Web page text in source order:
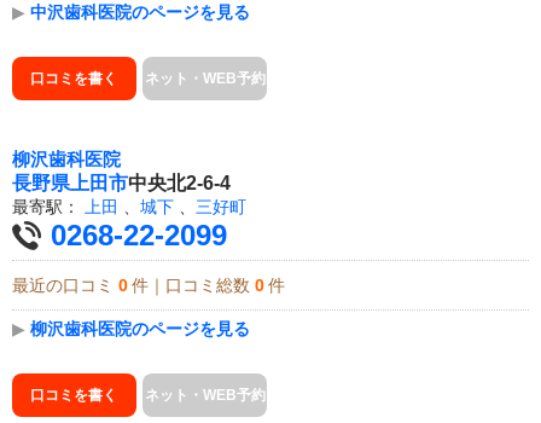
▶ 中沢歯科医院のページを見る
口コミを書く ネット・WEB予約
柳沢歯科医院
長野県 上田市中央北2-6-4
最寄駅： 上田 城下 三好町
0268-22-2099
最近の口コミ 0 件｜口コミ総数 0 件
▶ 柳沢歯科医院のページを見る
口コミを書く ネット・WEB予約